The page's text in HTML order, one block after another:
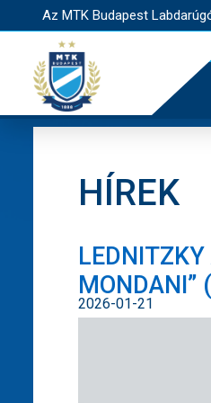
Az MTK Budapest
HÍREK
LEDNITZKY
MONDANI”
2026-01-21